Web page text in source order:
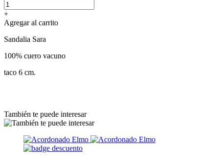
+
Agregar al carrito
Sandalia Sara
100% cuero vacuno
taco 6 cm.
También te puede interesar